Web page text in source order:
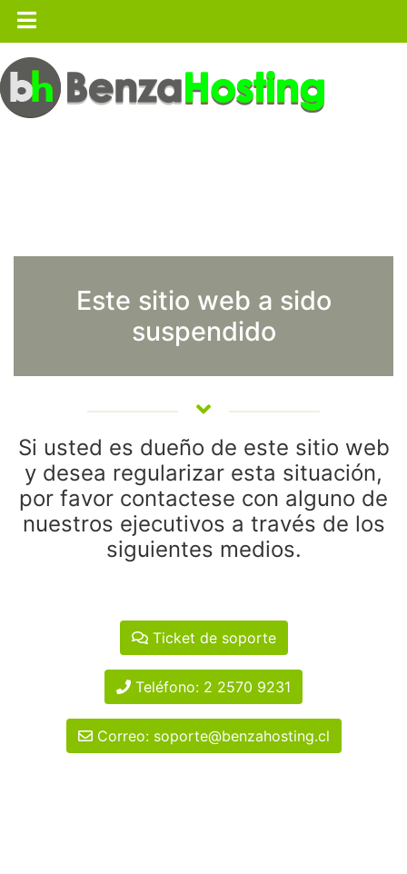
Este sitio web a sido
suspendido
Si usted es dueño de este sitio web
y desea regularizar esta situación,
por favor contactese con alguno de
nuestros ejecutivos a través de los
siguientes medios.
Ticket de soporte
Teléfono: 2 2570 9231
Correo: soporte@benzahosting.cl